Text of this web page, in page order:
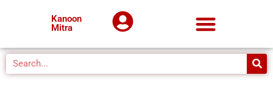
Kanoon
Mitra